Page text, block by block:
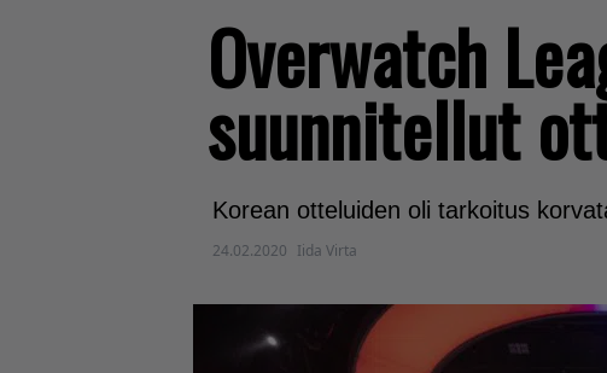
Overwatch
suunnitellut
Korean otteluiden oli tarkoitus
24.02.2020 Iida Virta